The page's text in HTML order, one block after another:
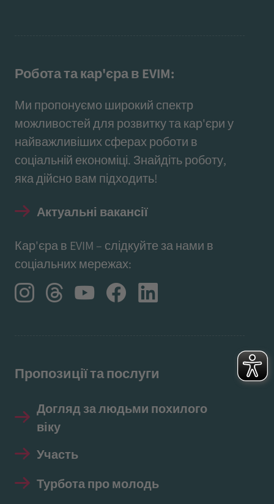
Робота та кар'єра в EVIM:
Ми пропонуємо широкий спектр
можливостей для розвитку та кар'єри у
найважливіших сферах роботи в
соціальній економіці. Знайдіть роботу,
яка дійсно вам підходить!
Актуальні вакансії
Кар'єра в EVIM – слідкуйте за нами в
соціальних мережах:
Пропозиції та послуги
Догляд за людьми похилого
віку
Участь
Турбота про молодь